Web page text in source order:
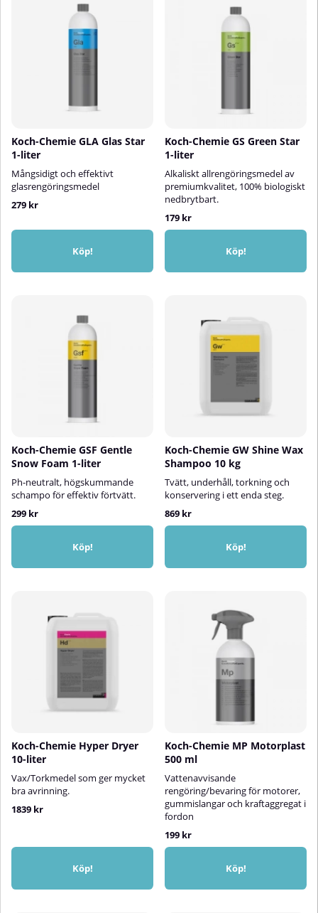
Koch-Chemie GLA Glas Star
1-liter
Mångsidigt och effektivt
glasrengöringsmedel
279 kr
Köp!
Koch-Chemie GS Green Star
1-liter
Alkaliskt allrengöringsmedel av
premiumkvalitet, 100% biologiskt
nedbrytbart.
179 kr
Köp!
Koch-Chemie GSF Gentle
Snow Foam 1-liter
Ph-neutralt, högskummande
schampo för effektiv förtvätt.
299 kr
Köp!
Koch-Chemie GW Shine Wax
Shampoo 10 kg
Tvätt, underhåll, torkning och
konservering i ett enda steg.
869 kr
Köp!
Koch-Chemie Hyper Dryer
10-liter
Vax/Torkmedel som ger mycket
bra avrinning.
1839 kr
Köp!
Koch-Chemie MP Motorplast
500 ml
Vattenavvisande
rengöring/bevaring för motorer,
gummislangar och kraftaggregat i
fordon
199 kr
Köp!